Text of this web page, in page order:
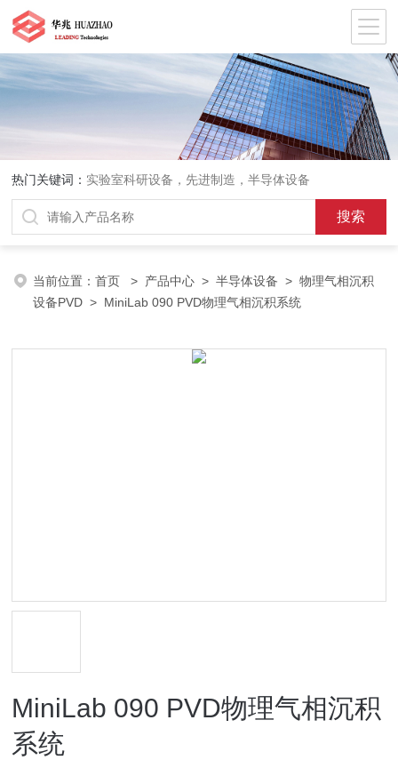
热门关键词： 实验室科研设备，先进制造，半导体设备
当前位置：首页 > 产品中心 >半导体设备 >物理气相沉积
设备PVD > MiniLab 090 PVD物理气相沉积系统
MiniLab 090 PVD物理气相沉积
系统